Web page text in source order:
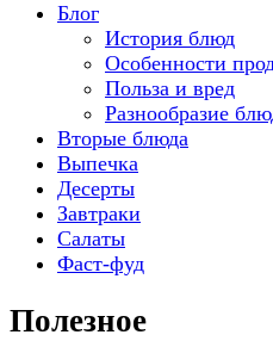
Блог
История блюд
Особенности
Польза и вред
Разнообразие
Вторые блюда
Выпечка
Десерты
Завтраки
Салаты
Фаст-фуд
Полезное